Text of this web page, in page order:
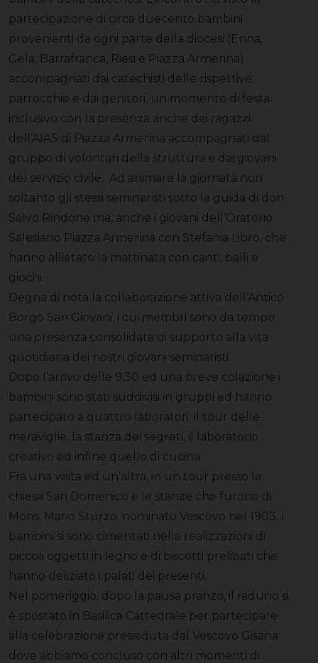
partecipazione di circa duecento bambini
provenienti da ogni parte della diocesi (Enna,
Gela, Barrafranca, Riesi e Piazza Armerina)
accompagnati dai catechisti delle rispettive
parrocchie e dai genitori, un momento di festa
inclusivo con la presenza anche dei ragazzi
dell’AIAS di Piazza Armerina accompagnati dal
gruppo di volontari della struttura e dai giovani
del servizio civile. Ad animare la giornata non
soltanto gli stessi seminaristi sotto la guida di don
Salvo Rindone ma, anche i giovani dell’Oratorio
Salesiano Piazza Armerina con Stefania Libro, che
hanno allietato la mattinata con canti, balli e
giochi.
Degna di nota la collaborazione attiva dell’Antico
Borgo San Giovani, i cui membri sono da tempo
una presenza consolidata di supporto alla vita
quotidiana dei nostri giovani seminaristi.
Dopo l’arrivo delle 9,30 ed una breve colazione i
bambini sono stati suddivisi in gruppi ed hanno
partecipato a quattro laboratori: il tour delle
meraviglie, la stanza dei segreti, il laboratorio
creativo ed infine quello di cucina.
Fra una visita ed un’altra, in un tour presso la
chiesa San Domenico e le stanze che furono di
Mons. Mario Sturzo, nominato Vescovo nel 1903, i
bambini si sono cimentati nella realizzazioni di
piccoli oggetti in legno e di biscotti prelibati che
hanno deliziato i palati dei presenti.
Nel pomeriggio, dopo la pausa pranzo, il raduno si
è spostato in Basilica Cattedrale per partecipare
alla celebrazione presieduta dal Vescovo Gisana
dove abbiamo concluso con altri momenti di